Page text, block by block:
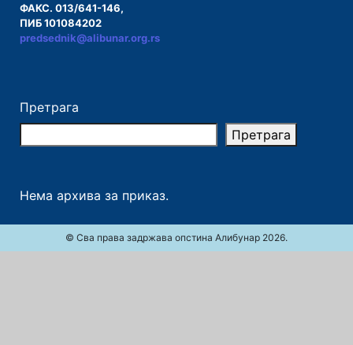
ФАКС. 013/641-146,
ПИБ 101084202
predsednik@alibunar.org.rs
Претрага
Претрага
Нема архива за приказ.
© Сва права задржава опстина Алибунар 2026.